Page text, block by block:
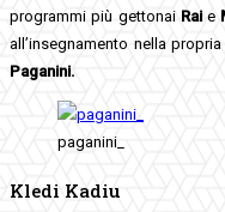
programmi più gettonai Raie
all’insegnamento nella
Paganini.
paganini_
Kledi Kadiu